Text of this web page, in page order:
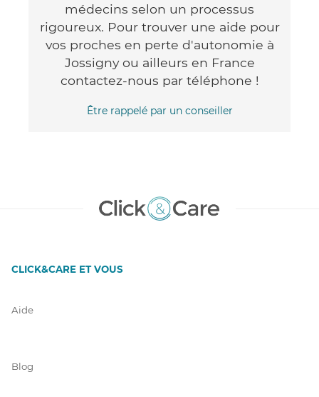
médecins selon un processus
rigoureux. Pour trouver une aide pour
vos proches en perte d'autonomie à
Jossigny ou ailleurs en France
contactez-nous par téléphone !
Être rappelé par un conseiller
CLICK&CARE ET VOUS
Aide
Blog